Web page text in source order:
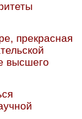
прекрасная
высшего